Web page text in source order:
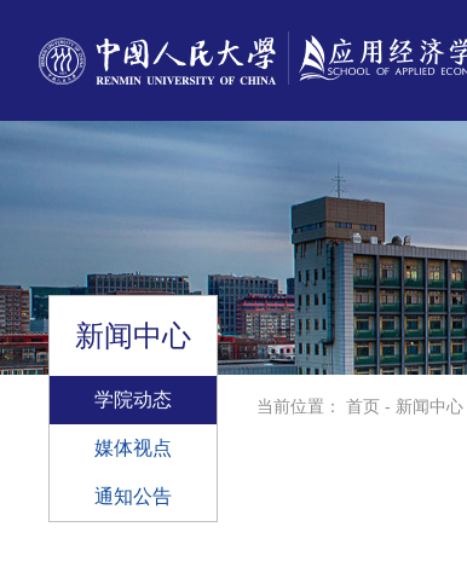
新闻中心
学院动态
媒体视点
通知公告
当前位置：首页 - 新闻中心